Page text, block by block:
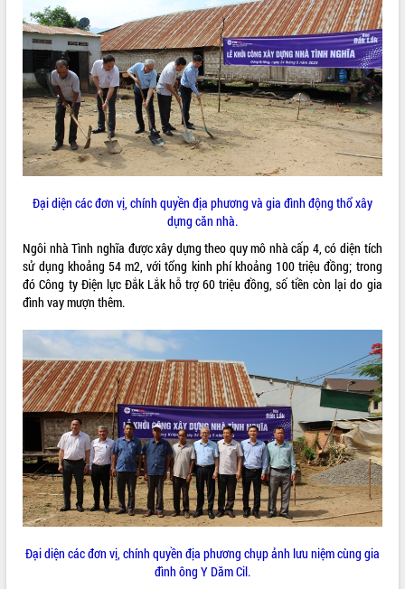
HỆ THỐNG VĂN BẢN
VĂN BẢN HĐND TỈNH
ĐIỂM TIN VĂN BẢN
QUY HOẠCH - KẾ HOẠCH
VIDEO
Không có file video nào để phát.
Đại diện các đơn vị, chính quyền địa phương và gia đình động thổ xây
dựng căn nhà.
Ngôi nhà Tình nghĩa được xây dựng theo quy mô nhà cấp 4, có diện tích
sử dụng khoảng 54 m2, với tổng kinh phí khoảng 100 triệu đồng; trong
đó Công ty Điện lực Đắk Lắk hỗ trợ 60 triệu đồng, số tiền còn lại do gia
đình vay mượn thêm.
Đại diện các đơn vị, chính quyền địa phương chụp ảnh lưu niệm cùng gia
đình ông Y Dăm Cil.